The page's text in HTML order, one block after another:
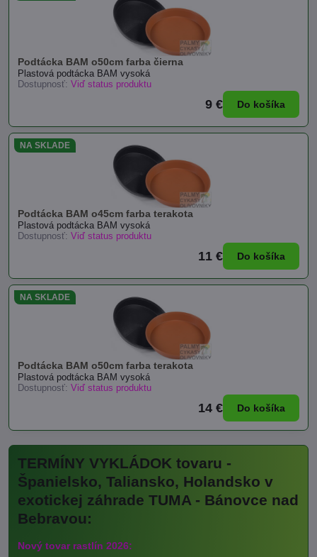
Podtácka BAM o50cm farba čierna
Plastová podtácka BAM vysoká
Dostupnosť: Viď status produktu
9 € Do košíka
Podtácka BAM o45cm farba terakota
NA SKLADE
Plastová podtácka BAM vysoká
Dostupnosť: Viď status produktu
11 € Do košíka
Podtácka BAM o50cm farba terakota
NA SKLADE
Plastová podtácka BAM vysoká
Dostupnosť: Viď status produktu
14 € Do košíka
TERMÍNY VYKLÁDOK tovaru -
Španielsko, Taliansko, Holandsko v
exotickej záhrade TUMA - Bánovce nad
Bebravou:
Nový tovar rastlín 2026: